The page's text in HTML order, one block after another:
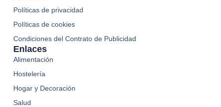
Enlaces
Alimentación
Hostelería
Hogar y Decoración
Salud
Políticas de privacidad
Políticas de cookies
Condiciones del Contrato de Publicidad